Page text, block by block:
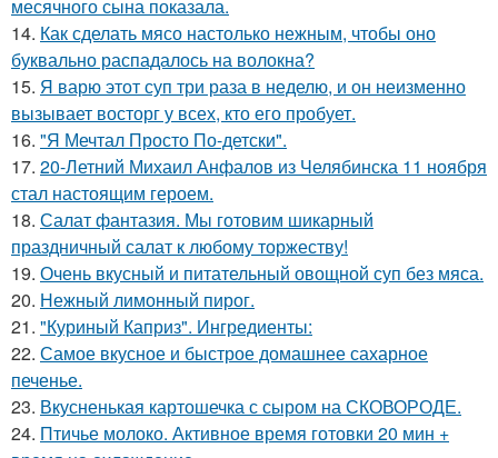
месячного сына показала.
14. Как сделать мясо настолько нежным, чтобы оно
буквально распадалось на волокна?
15. Я варю этот суп три раза в неделю, и он неизменно
вызывает восторг у всех, кто его пробует.
16. "Я Мечтал Просто По-детски".
17. 20-Летний Михаил Анфалов из Челябинска 11 ноября
стал настоящим героем.
18. Салат фантазия. Мы готовим шикарный
праздничный салат к любому торжеству!
19. Очень вкусный и питательный овощной суп без мяса.
20. Нежный лимонный пирог.
21. "Куриный Каприз". Ингредиенты:
22. Самое вкусное и быстрое домашнее сахарное
печенье.
23. Вкусненькая картошечка с сыром на СКОВОРОДЕ.
24. Птичье молоко. Активное время готовки 20 мин +